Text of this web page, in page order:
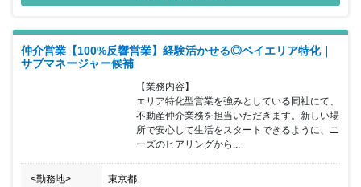
仲介営業【100%反響営業】経験活かせる◎ベイエリア特化｜
サブマネージャー候補
【業務内容】
エリア特化型営業を強みとしている同社にて、
不動産仲介業務を担当いただきます。新しい場
所で安心して生活をスタートできるように、ニ
ーズのヒアリングから...
<勤務地> 東京都